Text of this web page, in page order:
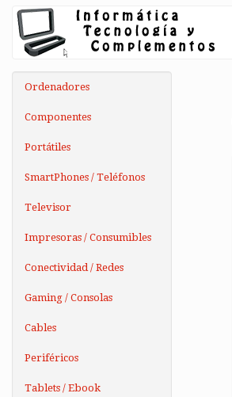
Ordenadores
Componentes
Portátiles
SmartPhones / Teléfonos
Televisor
Impresoras / Consumibles
Conectividad / Redes
Gaming / Consolas
Cables
Periféricos
Tablets / Ebook